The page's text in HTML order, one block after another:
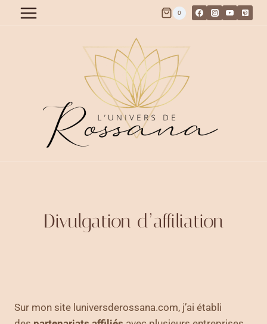
au
0
Divulgation d’affiliation
Sur mon site luniversderossana.com, j’ai établi